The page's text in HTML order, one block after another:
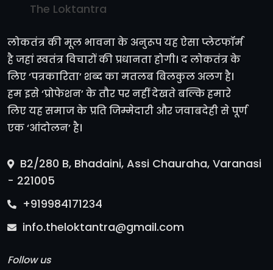
The Loktantra
लोकतंत्र की मूल भावना के अनुरूप यह ऐसा प्लेटफॉर्म
है जहां स्वतंत्र विचारों की प्रधानता होगी। द लोकतंत्र के
लिए ‘पत्रकारिता’ शब्द का मतलब बिलकुल अलग है।
हम इसे ‘प्रोफेशन’ के तौर पर नहीं देखते बल्कि हमारे
लिए यह समाज के प्रति जिम्मेदारी और जवाबदेही से पूर्ण
एक ‘आंदोलन’ है।
B2/280 B, Bhadaini, Assi Chauraha, Varanasi
- 221005
+919984171234
info.theloktantra@gmail.com
Follow us